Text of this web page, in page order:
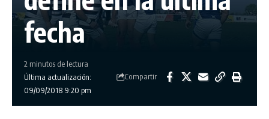
fecha
Última actualización:
09/09/2018 9:20 pm
2 minutos de lectura
Compartir